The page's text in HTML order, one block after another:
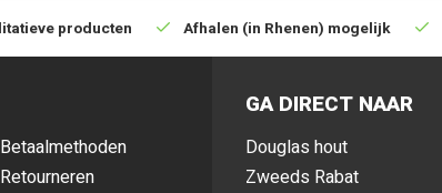
producten Afhalen (in Rhenen) mogelijk
Betaalmethoden
Retourneren
GA DIRECT NAAR
Douglas hout
Zweeds Rabat